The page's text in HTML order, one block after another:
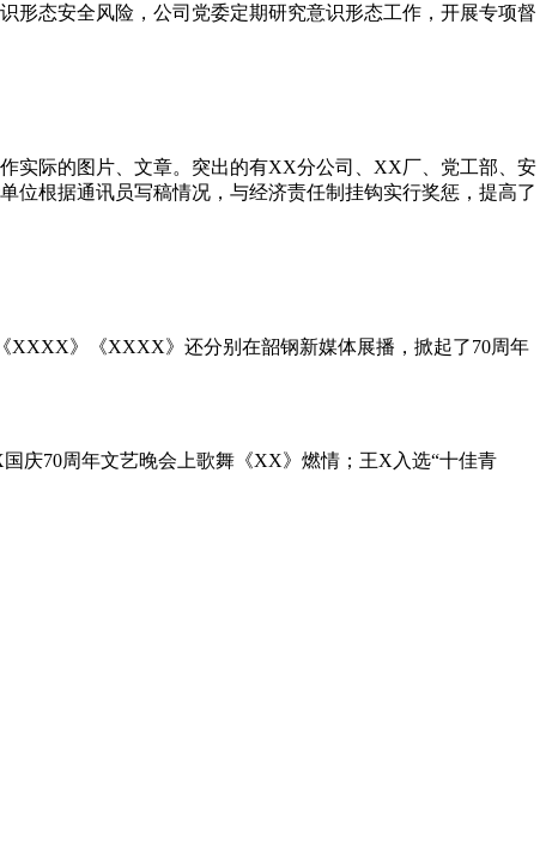
形态安全风险，公司党委定期研究意识形态工作，开展专项督
实际的图片、文章。突出的有XX分公司、XX厂、党工部、安
位根据通讯员写稿情况，与经济责任制挂钩实行奖惩，提高了
》《XXXX》还分别在韶钢新媒体展播，掀起了70周年
庆70周年文艺晚会上歌舞《XX》燃情；王X入选“十佳青